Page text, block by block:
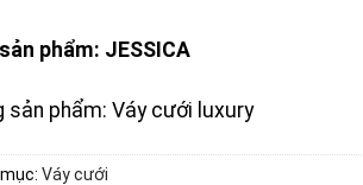
phẩm: JESSICA
sản phẩm: Váy cưới luxury
Váy cưới